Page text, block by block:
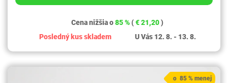
Cena nižšia o85 % (€ 21,20)
Posledný kus skladem
U Vás 12. 8. - 13. 8.
o 85 % menej